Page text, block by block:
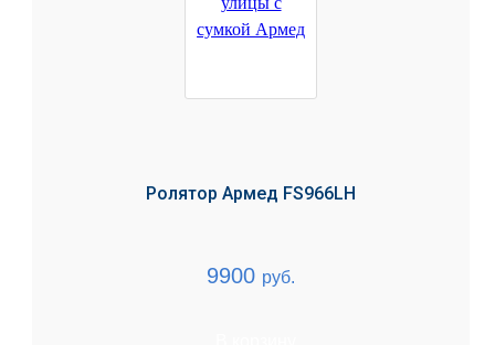
Ролятор Армед FS966LH
9900 руб.